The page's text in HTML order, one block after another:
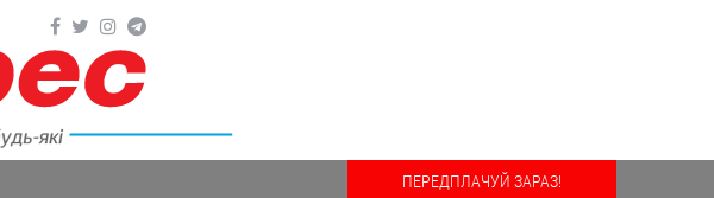
ПЕРЕДПЛАЧУЙ ЗАРАЗ!